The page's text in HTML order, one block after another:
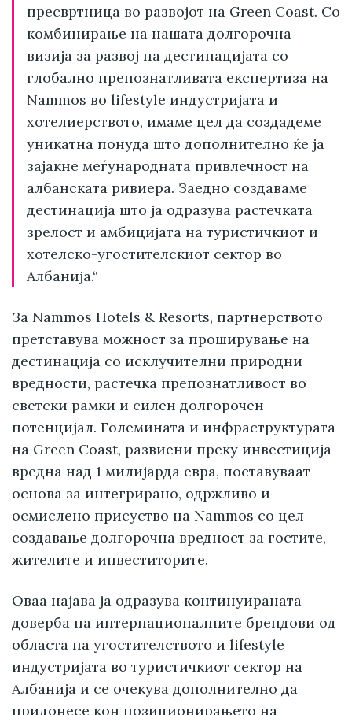
пресвртница во развојот на Green Coast. Со
комбинирање на нашата долгорочна
визија за развој на дестинацијата со
глобално препознатливата експертиза на
Nammos во lifestyle индустријата и
хотелиерството, имаме цел да создадеме
уникатна понуда што дополнително ќе ја
зајакне меѓународната привлечност на
албанската ривиера. Заедно создаваме
дестинација што ја одразува растечката
зрелост и амбицијата на туристичкиот и
хотелско-угостителскиот сектор во
Албанија.“
За Nammos Hotels & Resorts, партнерството
претставува можност за проширување на
дестинација со исклучителни природни
вредности, растечка препознатливост во
светски рамки и силен долгорочен
потенцијал. Големината и инфраструктурата
на Green Coast, развиени преку инвестиција
вредна над 1 милијарда евра, поставуваат
основа за интегрирано, одржливо и
осмислено присуство на Nammos со цел
создавање долгорочна вредност за гостите,
жителите и инвеститорите.
Оваа најава ја одразува континуираната
доверба на интернационалните брендови од
областа на угостителството и lifestyle
индустријата во туристичкиот сектор на
Албанија и се очекува дополнително да
придонесе кон позиционирањето на